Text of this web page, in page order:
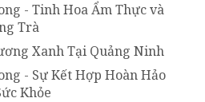
- Tinh Hoa Ẩm Thực và
Trà
Xanh Tại Quảng Ninh
- Sự Kết Hợp Hoàn Hảo
Khỏe